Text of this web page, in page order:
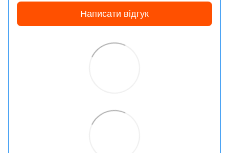
Написати відгук